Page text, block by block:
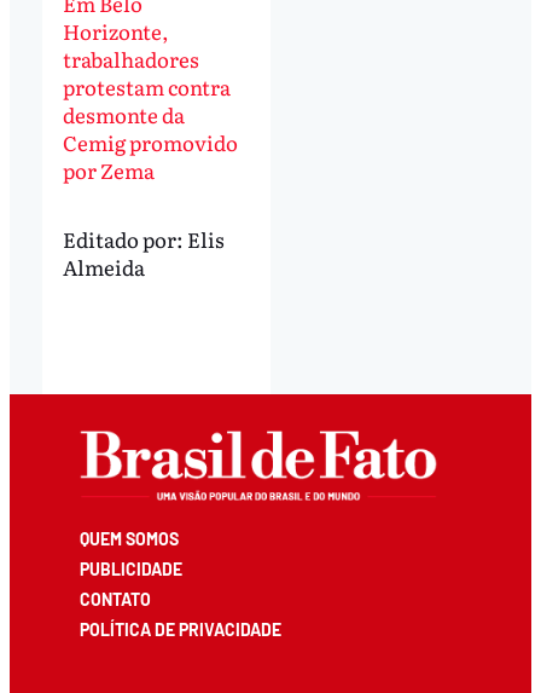
Horizonte,
trabalhadores
protestam contra
desmonte da
Cemig promovido
por Zema
Editado por: Elis
Almeida
QUEM SOMOS
PUBLICIDADE
CONTATO
POLÍTICA DE PRIVACIDADE